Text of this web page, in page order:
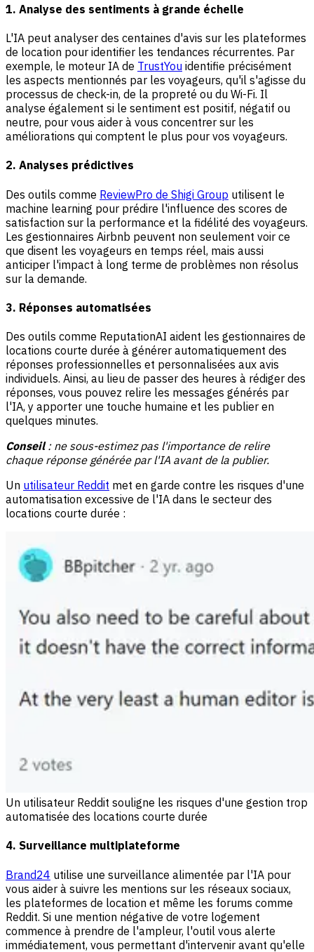
1. Analyse des sentiments à grande échelle
L'IA peut analyser des centaines d'avis sur les plateformes
de location pour identifier les tendances récurrentes. Par
exemple, le moteur IA de TrustYou identifie précisément
les aspects mentionnés par les voyageurs, qu'il s'agisse du
processus de check-in, de la propreté ou du Wi-Fi. Il
analyse également si le sentiment est positif, négatif ou
neutre, pour vous aider à vous concentrer sur les
améliorations qui comptent le plus pour vos voyageurs.
2. Analyses prédictives
Des outils comme ReviewPro de Shigi Group utilisent le
machine learning pour prédire l'influence des scores de
satisfaction sur la performance et la fidélité des voyageurs.
Les gestionnaires Airbnb peuvent non seulement voir ce
que disent les voyageurs en temps réel, mais aussi
anticiper l'impact à long terme de problèmes non résolus
sur la demande.
3. Réponses automatisées
Des outils comme ReputationAI aident les gestionnaires de
locations courte durée à générer automatiquement des
réponses professionnelles et personnalisées aux avis
individuels. Ainsi, au lieu de passer des heures à rédiger des
réponses, vous pouvez relire les messages générés par
l'IA, y apporter une touche humaine et les publier en
quelques minutes.
Conseil: ne sous-estimez pas l'importance de relire
chaque réponse générée par l'IA avant de la publier.
Un utilisateur Reddit met en garde contre les risques d'une
automatisation excessive de l'IA dans le secteur des
locations courte durée :
Un utilisateur Reddit souligne les risques d'une gestion trop
automatisée des locations courte durée
4. Surveillance multiplateforme
Brand24 utilise une surveillance alimentée par l'IA pour
vous aider à suivre les mentions sur les réseaux sociaux,
les plateformes de location et même les forums comme
Reddit. Si une mention négative de votre logement
commence à prendre de l'ampleur, l'outil vous alerte
immédiatement, vous permettant d'intervenir avant qu'elle